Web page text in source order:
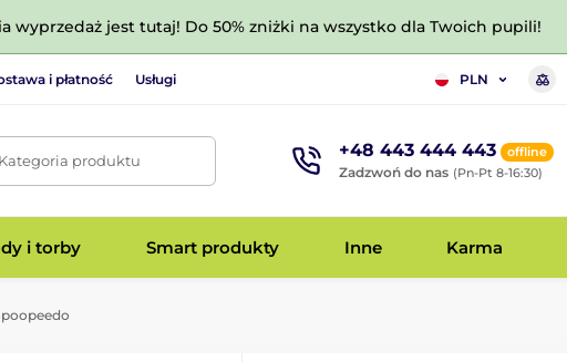
wyprzedaż jest tutaj! Do 50% zniżki na wszystko dla Twoich pupili!
i płatność Usługi PLN
produktu +48 443 444 443 offline
Zadzwoń do nas (Pn-Pt 8-16:30)
i torby Smart produkty Inne Karma